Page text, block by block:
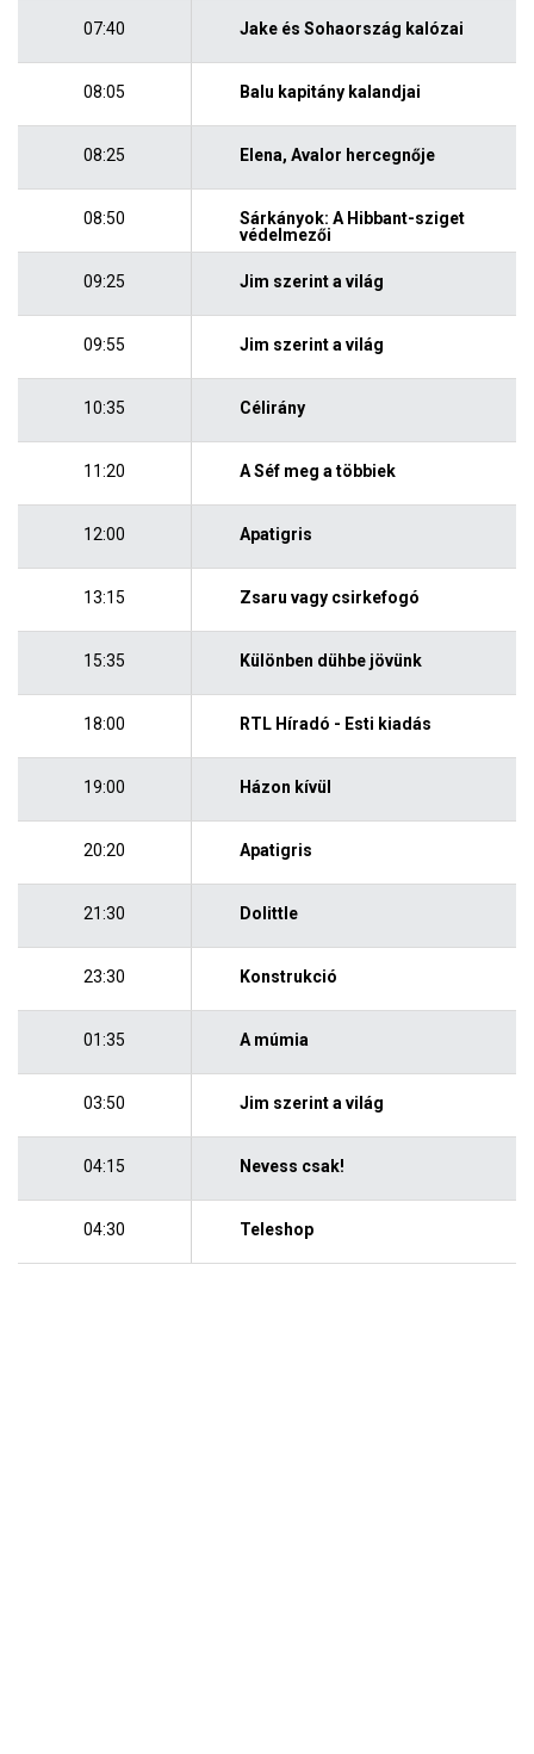
07:40 Jake és Sohaország kalózai
08:05 Balu kapitány kalandjai
08:25 Elena, Avalor hercegnője
08:50
Sárkányok: A Hibbant-sziget
védelmezői
09:25 Jim szerint a világ
09:55 Jim szerint a világ
10:35 Célirány
11:20 A Séf meg a többiek
12:00 Apatigris
13:15 Zsaru vagy csirkefogó
15:35 Különben dühbe jövünk
18:00 RTL Híradó - Esti kiadás
19:00 Házon kívül
20:20 Apatigris
21:30 Dolittle
23:30 Konstrukció
01:35 A múmia
03:50 Jim szerint a világ
04:15 Nevess csak!
04:30 Teleshop